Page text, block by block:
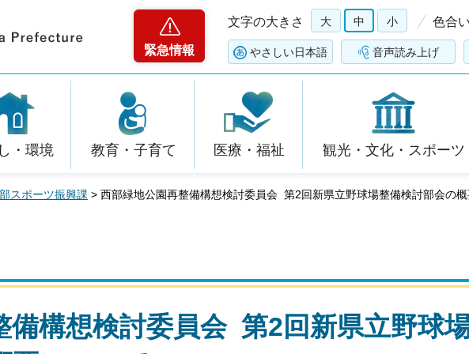
緊急情報
文字の大きさ 大 中 小 色合い
やさしい日本語 音声読み上げ
・環境 教育・子育て 医療・福祉 観光・文化・スポーツ
スポーツ振興課 > 西部緑地公園再整備構想検討委員会 第2回新県立野球場整備検討部会の
備構想検討委員会 第2回新県立野球